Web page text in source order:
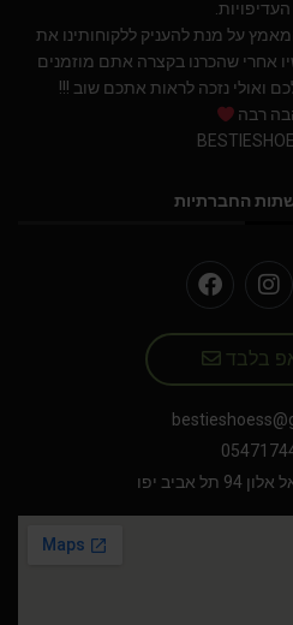
על מנת להעניק ללקוחותינו את
אחרי שהכרנו בקצרה אתם מוזמנים
ואולי נזכה לראות אתכם שוב !!!
רבה
החברתיות
בלבד
אביב יפו